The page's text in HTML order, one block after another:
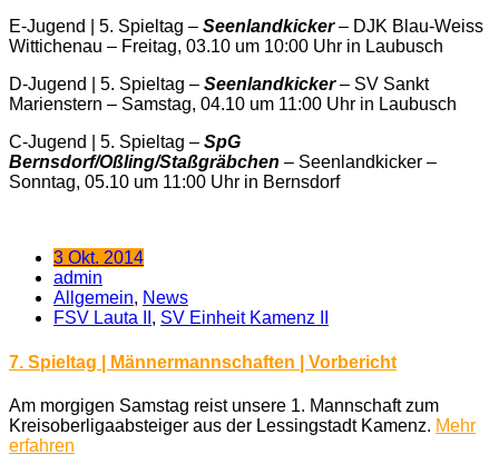
E-Jugend | 5. Spieltag – Seenlandkicker– DJK Blau-Weiss
Wittichenau – Freitag, 03.10 um 10:00 Uhr in Laubusch
D-Jugend | 5. Spieltag – Seenlandkicker– SV Sankt
Marienstern – Samstag, 04.10 um 11:00 Uhr in Laubusch
C-Jugend | 5. Spieltag – SpG
Bernsdorf/Oßling/Staßgräbchen – Seenlandkicker –
Sonntag, 05.10 um 11:00 Uhr in Bernsdorf
3 Okt. 2014
admin
Allgemein, News
FSV Lauta II , SV Einheit Kamenz II
7. Spieltag | Männermannschaften | Vorbericht
Am morgigen Samstag reist unsere 1. Mannschaft zum
Kreisoberligaabsteiger aus der Lessingstadt Kamenz. Mehr
erfahren